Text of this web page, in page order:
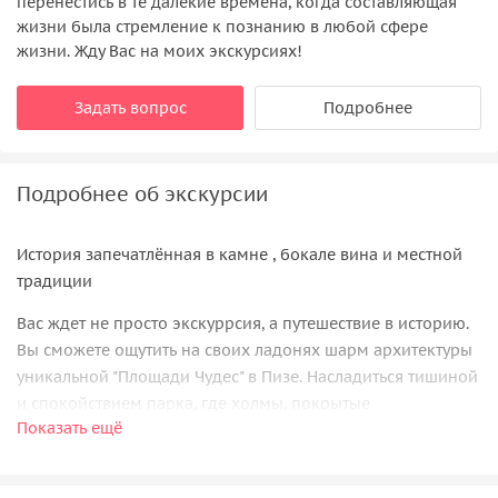
жизни была стремление к познанию в любой сфере
жизни. Жду Вас на моих экскурсиях!
Задать вопрос Подробнее
Подробнее об экскурсии
История запечатлённая в камне , бокале вина и местной
традиции
Вас ждет не просто экскуррсия, а путешествие в историю.
Вы сможете ощутить на своих ладонях шарм архитектуры
уникальной "Площади Чудес" в Пизе. Насладиться тишиной
и спокойствием парка, где холмы, покрытые
виноградниками и оливковыми рощами, плавно
Показать ещё